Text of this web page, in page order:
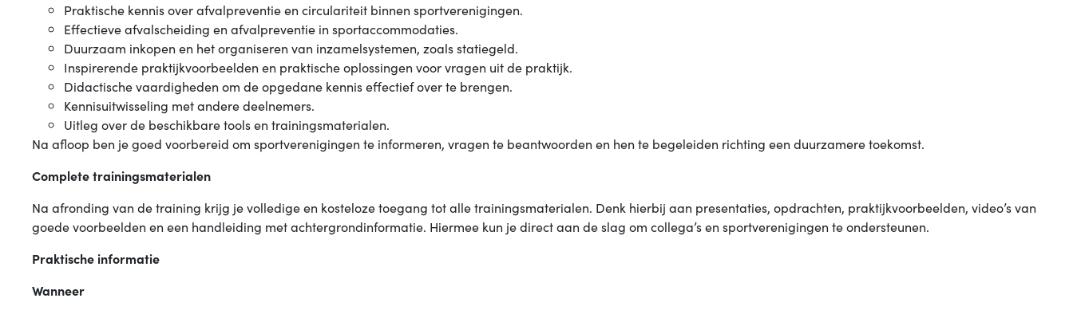
Praktische kennis over afvalpreventie en circulariteit binnen sportverenigingen.
Effectieve afvalscheiding en afvalpreventie in sportaccommodaties.
Duurzaam inkopen en het organiseren van inzamelsystemen, zoals statiegeld.
Inspirerende praktijkvoorbeelden en praktische oplossingen voor vragen uit de praktijk.
Didactische vaardigheden om de opgedane kennis effectief over te brengen.
Kennisuitwisseling met andere deelnemers.
Uitleg over de beschikbare tools en trainingsmaterialen.
Na afloop ben je goed voorbereid om sportverenigingen te informeren, vragen te beantwoorden en hen te begeleiden richting een duurzamere toekomst.
Complete trainingsmaterialen
Na afronding van de training krijg je volledige en kosteloze toegang tot alle trainingsmaterialen. Denk hierbij aan presentaties, opdrachten, praktijkvoorbeelden, video’s van
goede voorbeelden en een handleiding met achtergrondinformatie. Hiermee kun je direct aan de slag om collega’s en sportverenigingen te ondersteunen.
Praktische informatie
Wanneer